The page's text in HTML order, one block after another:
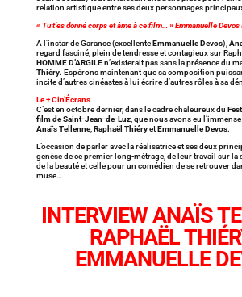
relation artistique entre ses deux personnages
« Tu t’es donné corps et âme à ce film… » Emmanuelle
A l’instar de Garance (excellenteEmmanuelle Devos),
regard fasciné, plein de tendresse et contagieux sur
HOMME D’ARGILEn’existerait pas sans la présence du
Thiéry. Espérons maintenant que sa composition
incite d’autres cinéastes à lui écrire d’autres rôles à sa
Le + Cin’Écrans
C’est en octobre dernier, dans le cadre chaleureux du
film de Saint-Jean-de-Luz, que nous avons eu
Anaïs Tellenne, Raphaël ThiéryetEmmanuelle Devos.
L’occasion de parler avec la réalisatrice et ses deux
genèse de ce premier long-métrage, de leur travail sur la
de la beauté et celle pour un comédien de se retrouver
muse…
INTERVIEW ANAÏS
RAPHAËL
EMMANUELLE